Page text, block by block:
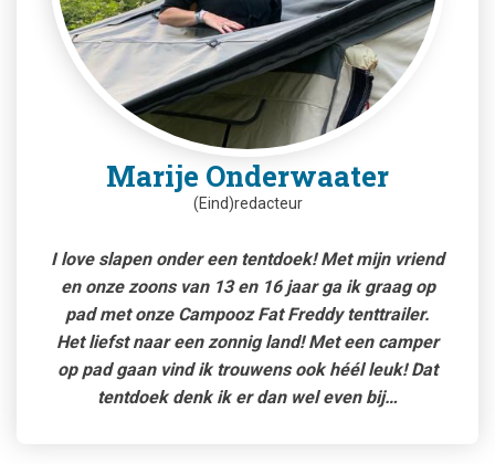
Marije Onderwaater
(Eind)redacteur
I love slapen onder een tentdoek! Met mijn vriend
en onze zoons van 13 en 16 jaar ga ik graag op
pad met onze Campooz Fat Freddy tenttrailer.
Het liefst naar een zonnig land! Met een camper
op pad gaan vind ik trouwens ook héél leuk! Dat
tentdoek denk ik er dan wel even bij…